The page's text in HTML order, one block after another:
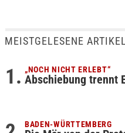
MEISTGELESENE ARTIKEL
„NOCH NICHT ERLEBT“
Abschiebung trennt
BADEN-WÜRTTEMBERG